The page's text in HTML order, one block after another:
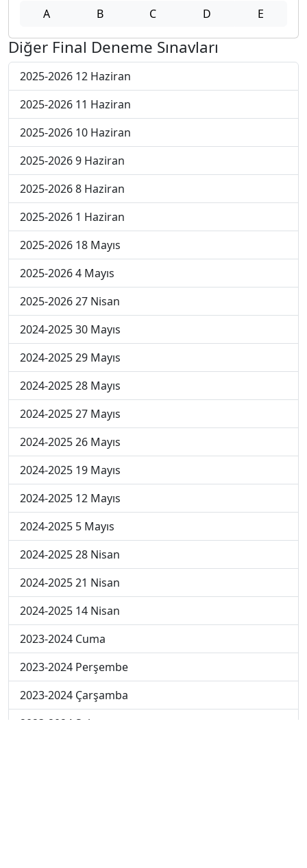
A B C D E
Diğer Final Deneme Sınavları
2025-2026 12 Haziran
2025-2026 11 Haziran
2025-2026 10 Haziran
2025-2026 9 Haziran
2025-2026 8 Haziran
2025-2026 1 Haziran
2025-2026 18 Mayıs
2025-2026 4 Mayıs
2025-2026 27 Nisan
2024-2025 30 Mayıs
2024-2025 29 Mayıs
2024-2025 28 Mayıs
2024-2025 27 Mayıs
2024-2025 26 Mayıs
2024-2025 19 Mayıs
2024-2025 12 Mayıs
2024-2025 5 Mayıs
2024-2025 28 Nisan
2024-2025 21 Nisan
2024-2025 14 Nisan
2023-2024 Cuma
2023-2024 Perşembe
2023-2024 Çarşamba
2023-2024 Salı